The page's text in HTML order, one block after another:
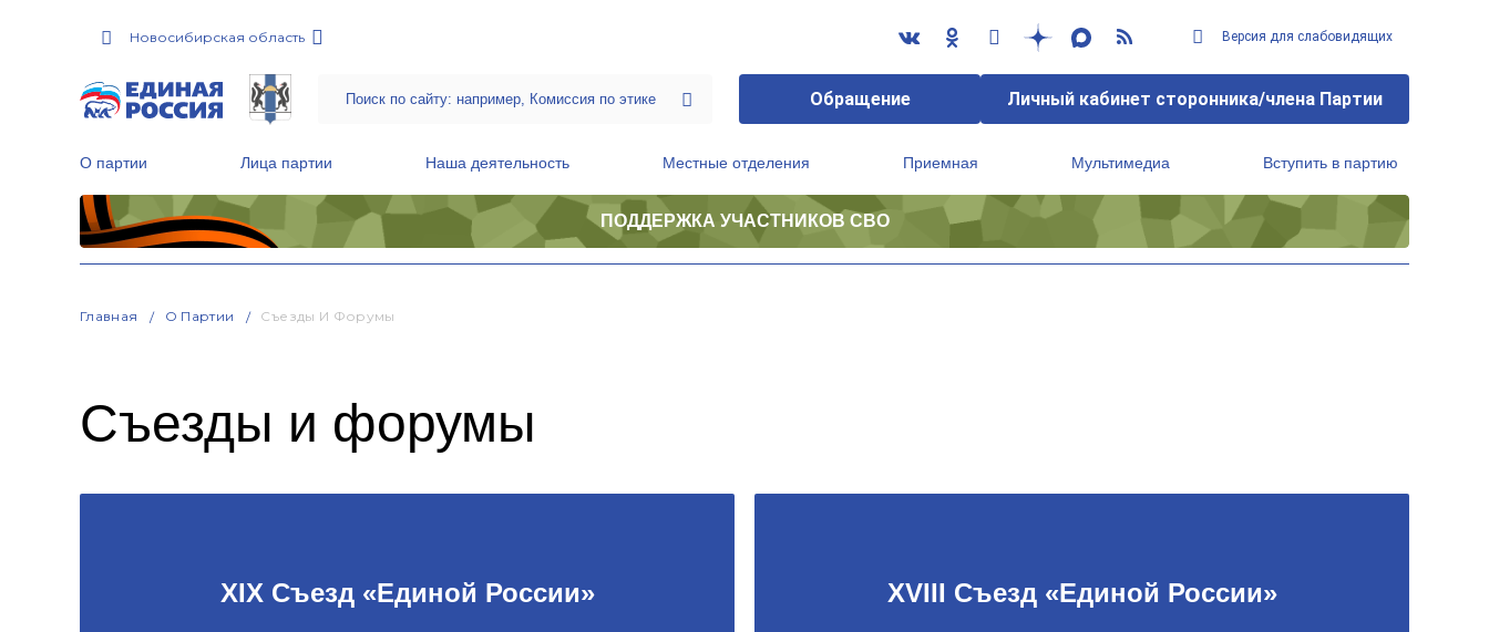
Новосибирская область Версия для слабовидящих
Обращение Личный кабинет сторонника/члена Партии
О партии Лица партии Наша деятельность Местные отделения Приемная Мультимедиа Вступить в партию
ПОДДЕРЖКА УЧАСТНИКОВ СВО
Главная О Партии Съезды И Форумы
Съезды и форумы
XIX Съезд «Единой России» XVIII Съезд «Единой России»